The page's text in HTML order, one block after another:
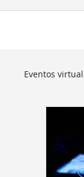
Eventos
Software
Seating